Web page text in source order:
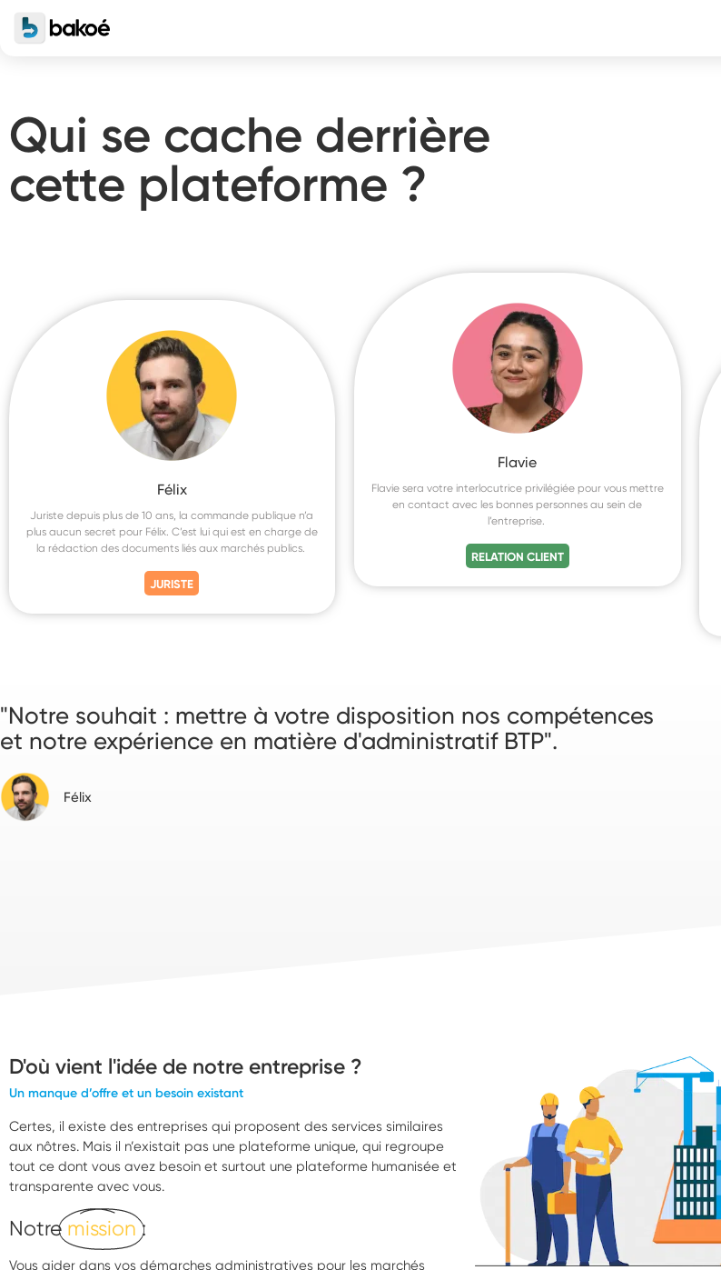
Qui se cache derrière
cette plateforme ?
Félix
Juriste depuis plus de 10 ans, la commande publique n’a
plus aucun secret pour Félix. C’est lui qui est en charge de
la rédaction des documents liés aux marchés publics.
JURISTE
Flavie
Flavie sera votre interlocutrice privilégiée pour vous mettre
en contact avec les bonnes personnes au sein de
l’entreprise.
RELATION CLIENT
"Notre souhait : mettre à votre disposition nos compétences
et notre expérience en matière d'administratif BTP".
Félix
D'où vient l'idée de notre entreprise ?
Un manque d’offre et un besoin existant
Certes, il existe des entreprises qui proposent des services similaires
aux nôtres. Mais il n’existait pas une plateforme unique, qui regroupe
tout ce dont vous avez besoin et surtout une plateforme humanisée et
transparente avec vous.
Notre mission :
Vous aider dans vos démarches administratives pour les marchés